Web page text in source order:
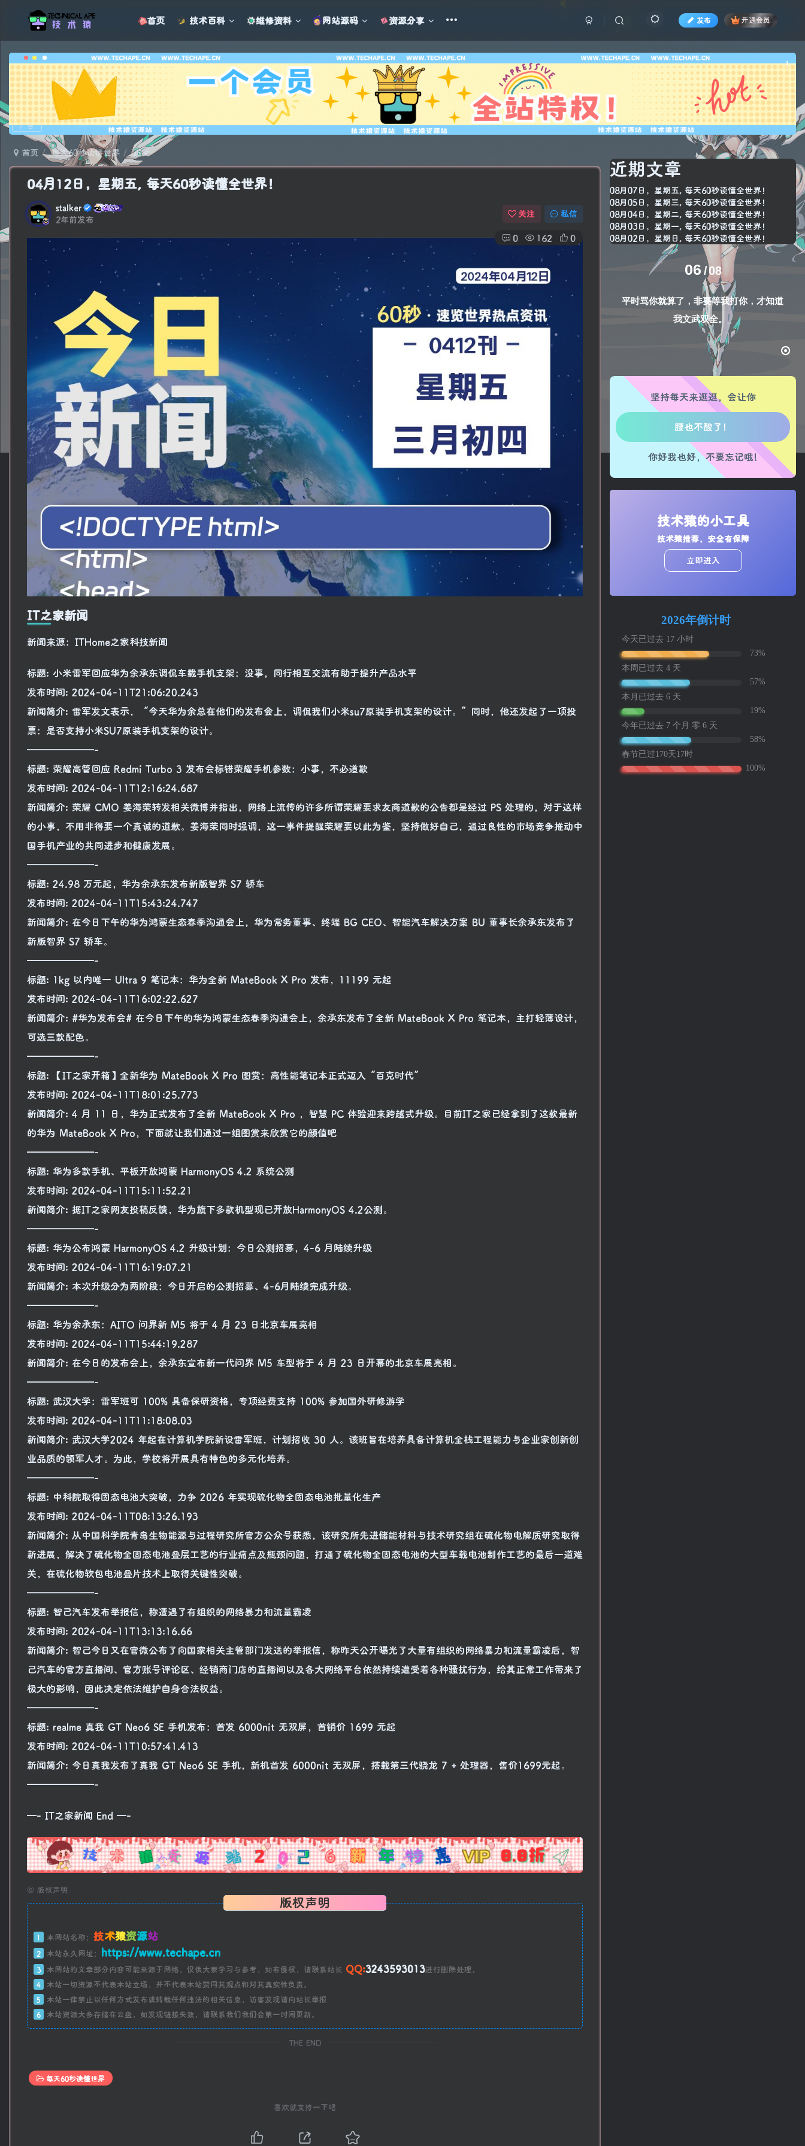
首页 技术百科 维修资料 网站源码 资源分享 发布 开通会员
!
广告
首页 每天60秒读懂世界 正文
04月12日，星期五, 每天60秒读懂全世界！
stalker
2年前发布
关注 私信
0 162 0
IT之家新闻
新闻来源：ITHome之家科技新闻
标题: 小米雷军回应华为余承东调侃车载手机支架：没事，同行相互交流有助于提升产品水平
发布时间: 2024-04-11T21:06:20.243
新闻简介: 雷军发文表示，“今天华为余总在他们的发布会上，调侃我们小米su7原装手机支架的设计。”同时，他还发起了一项投
票：是否支持小米SU7原装手机支架的设计。
———————-
标题: 荣耀高管回应 Redmi Turbo 3 发布会标错荣耀手机参数：小事，不必道歉
发布时间: 2024-04-11T12:16:24.687
新闻简介: 荣耀 CMO 姜海荣转发相关微博并指出，网络上流传的许多所谓荣耀要求友商道歉的公告都是经过 PS 处理的，对于这样
的小事，不用非得要一个真诚的道歉。姜海荣同时强调，这一事件提醒荣耀要以此为鉴，坚持做好自己，通过良性的市场竞争推动中
国手机产业的共同进步和健康发展。
———————-
标题: 24.98 万元起，华为余承东发布新版智界 S7 轿车
发布时间: 2024-04-11T15:43:24.747
新闻简介: 在今日下午的华为鸿蒙生态春季沟通会上，华为常务董事、终端 BG CEO、智能汽车解决方案 BU 董事长余承东发布了
新版智界 S7 轿车。
———————-
标题: 1kg 以内唯一 Ultra 9 笔记本：华为全新 MateBook X Pro 发布，11199 元起
发布时间: 2024-04-11T16:02:22.627
新闻简介: #华为发布会# 在今日下午的华为鸿蒙生态春季沟通会上，余承东发布了全新 MateBook X Pro 笔记本，主打轻薄设计，
可选三款配色。
———————-
标题: 【IT之家开箱】全新华为 MateBook X Pro 图赏：高性能笔记本正式迈入“百克时代”
发布时间: 2024-04-11T18:01:25.773
新闻简介: 4 月 11 日，华为正式发布了全新 MateBook X Pro ，智慧 PC 体验迎来跨越式升级。目前IT之家已经拿到了这款最新
的华为 MateBook X Pro，下面就让我们通过一组图赏来欣赏它的颜值吧
———————-
标题: 华为多款手机、平板开放鸿蒙 HarmonyOS 4.2 系统公测
发布时间: 2024-04-11T15:11:52.21
新闻简介: 据IT之家网友投稿反馈，华为旗下多款机型现已开放HarmonyOS 4.2公测。
———————-
标题: 华为公布鸿蒙 HarmonyOS 4.2 升级计划：今日公测招募，4-6 月陆续升级
发布时间: 2024-04-11T16:19:07.21
新闻简介: 本次升级分为两阶段：今日开启的公测招募、4-6月陆续完成升级。
———————-
标题: 华为余承东：AITO 问界新 M5 将于 4 月 23 日北京车展亮相
发布时间: 2024-04-11T15:44:19.287
新闻简介: 在今日的发布会上，余承东宣布新一代问界 M5 车型将于 4 月 23 日开幕的北京车展亮相。
———————-
标题: 武汉大学：雷军班可 100% 具备保研资格，专项经费支持 100% 参加国外研修游学
发布时间: 2024-04-11T11:18:08.03
新闻简介: 武汉大学2024 年起在计算机学院新设雷军班，计划招收 30 人。该班旨在培养具备计算机全栈工程能力与企业家创新创
业品质的领军人才。为此，学校将开展具有特色的多元化培养。
———————-
标题: 中科院取得固态电池大突破，力争 2026 年实现硫化物全固态电池批量化生产
发布时间: 2024-04-11T08:13:26.193
新闻简介: 从中国科学院青岛生物能源与过程研究所官方公众号获悉，该研究所先进储能材料与技术研究组在硫化物电解质研究取得
新进展，解决了硫化物全固态电池叠层工艺的行业痛点及瓶颈问题，打通了硫化物全固态电池的大型车载电池制作工艺的最后一道难
关，在硫化物软包电池叠片技术上取得关键性突破。
———————-
标题: 智己汽车发布举报信，称遭遇了有组织的网络暴力和流量霸凌
发布时间: 2024-04-11T13:13:16.66
新闻简介: 智己今日又在官微公布了向国家相关主管部门发送的举报信，称昨天公开曝光了大量有组织的网络暴力和流量霸凌后，智
己汽车的官方直播间、官方账号评论区、经销商门店的直播间以及各大网络平台依然持续遭受着各种骚扰行为，给其正常工作带来了
极大的影响，因此决定依法维护自身合法权益。
———————-
标题: realme 真我 GT Neo6 SE 手机发布：首发 6000nit 无双屏，首销价 1699 元起
发布时间: 2024-04-11T10:57:41.413
新闻简介: 今日真我发布了真我 GT Neo6 SE 手机，新机首发 6000nit 无双屏，搭载第三代骁龙 7 + 处理器，售价1699元起。
———————-
—- IT之家新闻 End —-
!也想出现在这里？
广告
© 版权声明
版权声明
1 本网站名称： 技术猿资源站
2 本站永久网址： https://www.techape.cn
3 本网站的文章部分内容可能来源于网络，仅供大家学习与参考，如有侵权，请联系站长 QQ:3243593013进行删除处理。
4
本站一切资源不代表本站立场，并不代表本站赞同其观点和对其真实性负责。
5
本站一律禁止以任何方式发布或转载任何违法的相关信息，访客发现请向站长举报
6
本站资源大多存储在云盘，如发现链接失效，请联系我们我们会第一时间更新。
THE END
每天60秒读懂世界
喜欢就支持一下吧
近期文章
08月07日，星期五, 每天60秒读懂全世界！
08月05日，星期三, 每天60秒读懂全世界！
08月04日，星期二, 每天60秒读懂全世界！
08月03日，星期一, 每天60秒读懂全世界！
08月02日，星期日, 每天60秒读懂全世界！
06 08
平时骂你就算了，非要等我打你，才知道
我文武双全。
坚持每天来逛逛，会让你
生活也美好了！
心情也舒畅了！
走路也有劲了！
腿也不痛了！
工作也轻松了！
你好我也好，不要忘记哦!
技术猿的小工具
技术猿推荐，安全有保障
立即进入